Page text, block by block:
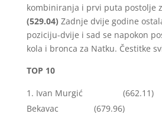
kombiniranja i prvi puta postolje
(529.04) Zadnje dvije godine
poziciju-dvije i sad se napokon
kola i bronca za Natku. Čestitke
TOP 10
Ivan Murgić (662.11)
Bekavac (679.96)